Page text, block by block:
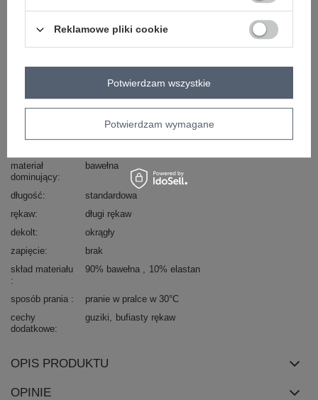
sposób prania : pranie w pralce w 30°C
RELEVANCE
styl
casual
materiał
dominujący
bawełna
długość
standardowa
rękaw
długi rękaw
dekolt
okrągły
zapięcie
brak
skład materiału
90% bawełna 10% elastan
sposób prania
pranie w pralce w 30°C
cechy
dodatkowe
guziki bufiasty rękaw
OPIS PRODUKTU
OPINIE
Reklamowe pliki cookie
Potwierdzam wymagane
Potwierdzam wszystkie